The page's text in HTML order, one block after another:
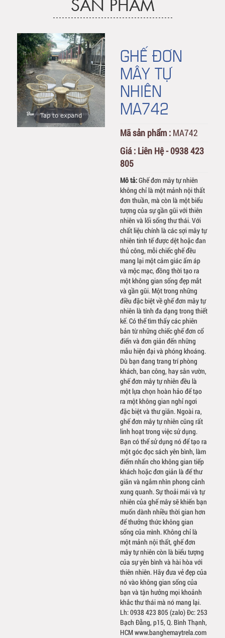
Tap to expand
GHẾ ĐƠN
MÂY TỰ
NHIÊN
MA742
Mã sản phẩm : MA742
Giá : Liên Hệ - 0938 423
805
Mô tả:Ghế đơn mây tự nhiên
không chỉ là một mảnh nội thất
đơn thuần, mà còn là một biểu
tượng của sự gần gũi với thiên
nhiên và lối sống thư thái. Với
chất liệu chính là các sợi mây tự
nhiên tinh tế được dệt hoặc đan
thủ công, mỗi chiếc ghế đều
mang lại một cảm giác ấm áp
và mộc mạc, đồng thời tạo ra
một không gian sống đẹp mắt
và gần gũi. Một trong những
điều đặc biệt về ghế đơn mây tự
nhiên là tính đa dạng trong thiết
kế. Có thể tìm thấy các phiên
bản từ những chiếc ghế đơn cổ
điển và đơn giản đến những
mẫu hiện đại và phóng khoáng.
Dù bạn đang trang trí phòng
khách, ban công, hay sân vườn,
ghế đơn mây tự nhiên đều là
một lựa chọn hoàn hảo để tạo
ra một không gian nghỉ ngơi
đặc biệt và thư giãn. Ngoài ra,
ghế đơn mây tự nhiên cũng rất
linh hoạt trong việc sử dụng.
Bạn có thể sử dụng nó để tạo ra
một góc đọc sách yên bình, làm
điểm nhấn cho không gian tiếp
khách hoặc đơn giản là để thư
giãn và ngắm nhìn phong cảnh
xung quanh. Sự thoải mái và tự
nhiên của ghế mây sẽ khiến bạn
muốn dành nhiều thời gian hơn
để thưởng thức không gian
sống của mình. Không chỉ là
một mảnh nội thất, ghế đơn
mây tự nhiên còn là biểu tượng
của sự yên bình và hài hòa với
thiên nhiên. Hãy đưa vẻ đẹp của
nó vào không gian sống của
bạn và tận hưởng mọi khoảnh
khắc thư thái mà nó mang lại.
Lh: 0938 423 805 (zalo) Đc: 253
Bạch Đằng, p15, Q. Bình Thạnh,
HCM www.banghemaytrela.com